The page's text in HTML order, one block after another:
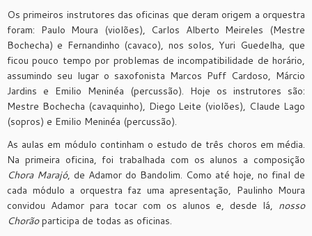
Os primeiros instrutores das oficinas que deram origem a orquestra
foram: Paulo Moura (violões), Carlos Alberto Meireles (Mestre
Bochecha) e Fernandinho (cavaco), nos solos, Yuri Guedelha, que
ficou pouco tempo por problemas de incompatibilidade de horário,
assumindo seu lugar o saxofonista Marcos Puff Cardoso, Márcio
Jardins e Emilio Meninéa (percussão). Hoje os instrutores são:
Mestre Bochecha (cavaquinho), Diego Leite (violões), Claude Lago
(sopros) e Emilio Meninéa (percussão).
As aulas em módulo continham o estudo de três choros em média.
Na primeira oficina, foi trabalhada com os alunos a composição
Chora Marajó, de Adamor do Bandolim. Como até hoje, no final de
cada módulo a orquestra faz uma apresentação, Paulinho Moura
convidou Adamor para tocar com os alunos e, desde lá, nosso
Chorãoparticipa de todas as oficinas.